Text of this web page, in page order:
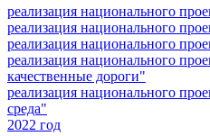
реализация национального
реализация национального
реализация национального
реализация национального
качественные дороги"
реализация национального
среда"
2022 год